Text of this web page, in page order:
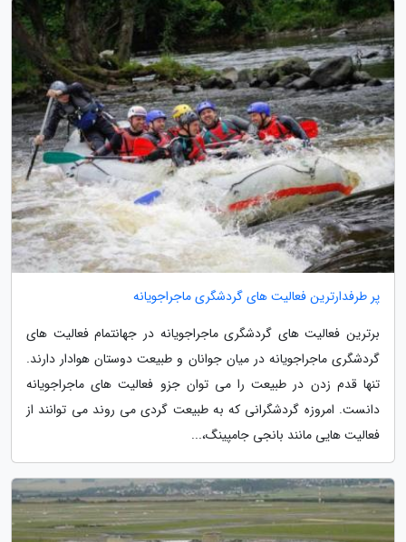
پر طرفدارترین فعالیت های گردشگری ماجراجویانه
برترین فعالیت های گردشگری ماجراجویانه در جهانتمام فعالیت های
گردشگری ماجراجویانه در میان جوانان و طبیعت دوستان هوادار دارند.
تنها قدم زدن در طبیعت را می توان جزو فعالیت های ماجراجویانه
دانست. امروزه گردشگرانی که به طبیعت گردی می روند می توانند از
فعالیت هایی مانند بانجی جامپینگ،...